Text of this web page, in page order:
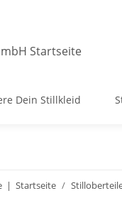
Dein Stillkleid
Startseite